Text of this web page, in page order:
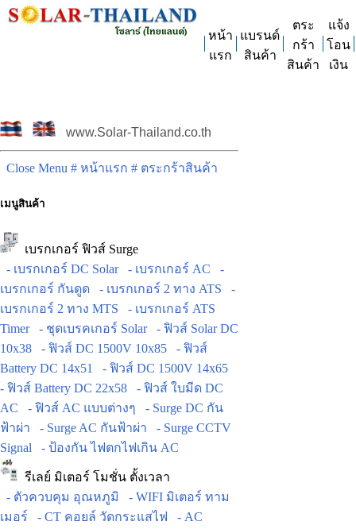
หน้า
แรก
แบรนด์
สินค้า
ตระ
กร้า
สินค้า
แจ้ง
โอน
เงิน
www.Solar-Thailand.co.th
Close Menu # หน้าแรก # ตระกร้าสินค้า
เมนูสินค้า
เบรกเกอร์ ฟิวส์ Surge
- เบรกเกอร์ DC Solar
- เบรกเกอร์ AC
-
เบรกเกอร์ กันดูด
- เบรกเกอร์ 2 ทาง ATS
-
เบรกเกอร์ 2 ทาง MTS
- เบรกเกอร์ ATS
Timer
- ชุดเบรคเกอร์ Solar
- ฟิวส์ Solar DC
10x38
- ฟิวส์ DC 1500V 10x85
- ฟิวส์
Battery DC 14x51
- ฟิวส์ DC 1500V 14x65
- ฟิวส์ Battery DC 22x58
- ฟิวส์ ใบมีด DC
AC
- ฟิวส์ AC แบบต่างๆ
- Surge DC กัน
ฟ้าผ่า
- Surge AC กันฟ้าผ่า
- Surge CCTV
Signal
- ป้องกัน ไฟตกไฟเกิน AC
รีเลย์ มิเตอร์ โมชั่น ตั้งเวลา
- ตัวควบคุม อุณหภูมิ
- WIFI มิเตอร์ ทาม
เมอร์
- CT คอยล์ วัดกระแสไฟ
- AC